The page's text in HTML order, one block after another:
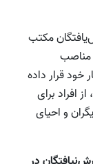
مكتب
مناصب
خود قرار داده
افراد برای
و احياى